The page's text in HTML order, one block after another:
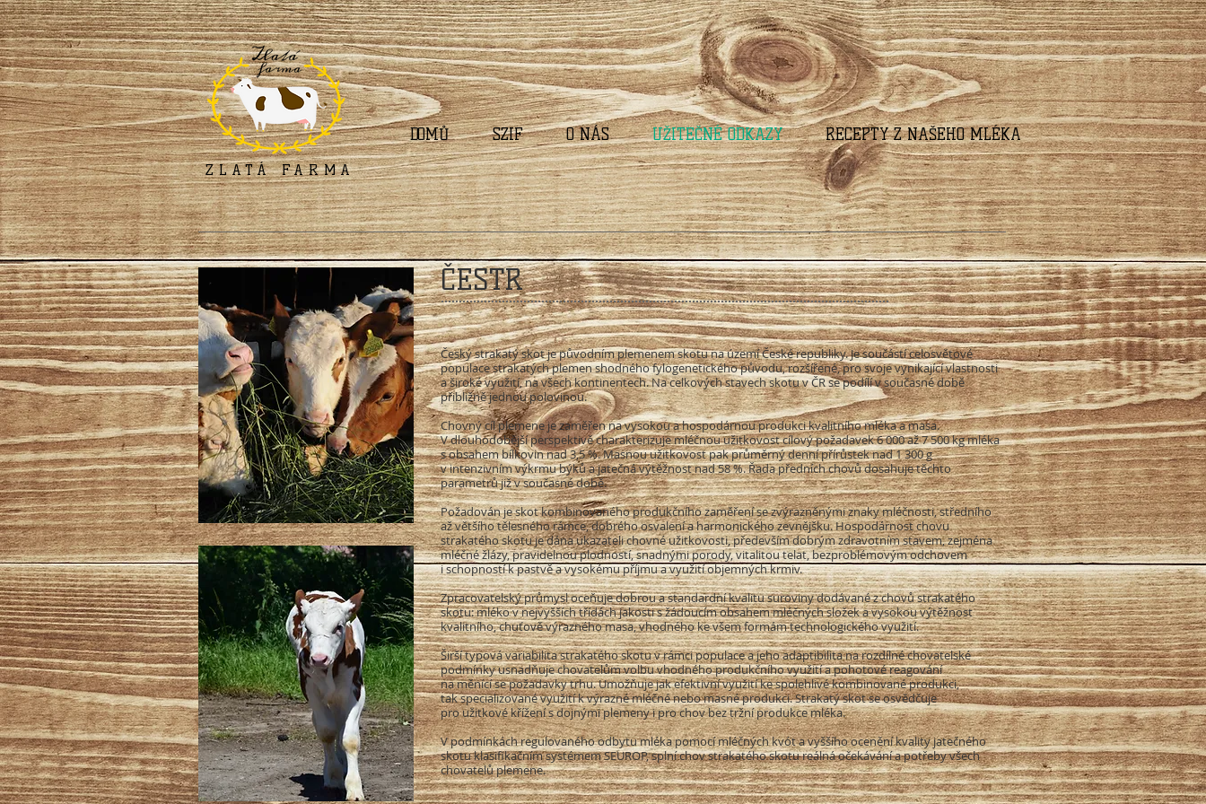
DOMŮ SZIF O NÁS UŽITEČNÉ ODKAZY RECEPTY Z NAŠEHO MLÉKA
ČESTR
Český strakatý skot je původním plemenem skotu na území České republiky. Je součástí celosvětové
populace strakatých plemen shodného fylogenetického původu, rozšířené, pro svoje vynikající vlastnosti
a široké využití, na všech kontinentech. Na celkových stavech skotu v ČR se podílí v současné době
přibližně jednou polovinou.
Chovný cíl plemene je zaměřen na vysokou a hospodárnou produkci kvalitního mléka a masa.
V dlouhodobější perspektivě charakterizuje mléčnou užitkovost cílový požadavek 6 000 až 7 500 kg mléka
s obsahem bílkovin nad 3,5 %. Masnou užitkovost pak průměrný denní přírůstek nad 1 300 g
v intenzivním výkrmu býků a jatečná výtěžnost nad 58 %. Řada předních chovů dosahuje těchto
parametrů již v současné době.
Požadován je skot kombinovaného produkčního zaměření se zvýrazněnými znaky mléčnosti, středního
až většího tělesného rámce, dobrého osvalení a harmonického zevnějšku. Hospodárnost chovu
strakatého skotu je dána ukazateli chovné užitkovosti, především dobrým zdravotním stavem, zejména
mléčné žlázy, pravidelnou plodností, snadnými porody, vitalitou telat, bezproblémovým odchovem
i schopností k pastvě a vysokému příjmu a využití objemných krmiv.
Zpracovatelský průmysl oceňuje dobrou a standardní kvalitu suroviny dodávané z chovů strakatého
skotu: mléko v nejvyšších třídách jakosti s žádoucím obsahem mléčných složek a vysokou výtěžnost
kvalitního, chuťově výrazného masa, vhodného ke všem formám technologického využití.
Širší typová variabilita strakatého skotu v rámci populace a jeho adaptibilita na rozdílné chovatelské
podmínky usnadňuje chovatelům volbu vhodného produkčního využití a pohotové reagování
na měnící se požadavky trhu. Umožňuje jak efektivní využití ke spolehlivé kombinované produkci,
tak specializované využití k výrazné mléčné nebo masné produkci. Strakatý skot se osvědčuje
pro užitkové křížení s dojnými plemeny i pro chov bez tržní produkce mléka.
V podmínkách regulovaného odbytu mléka pomocí mléčných kvót a vyššího ocenění kvality jatečného
skotu klasifikačním systémem SEUROP, splní chov strakatého skotu reálná očekávání a potřeby všech
chovatelů plemene.
ZLATÁ FARMA